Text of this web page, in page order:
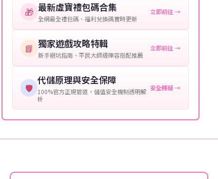
提供這些信息能幫助我們更快地處理您的代儲需求，確
保您盡享遊戲樂趣！
🎁 最新虛寶禮包碼合集
全網最全禮包碼、福利兌換碼實時更新
立即前往 →
📘 獨家遊戲攻略特輯
新手避坑指南、平民大師級陣容搭配推薦
立即前往 →
🛡️
代儲原理與安全保障
100%官方正規管道，儲值安全機制透明解
析
安全釋疑 →